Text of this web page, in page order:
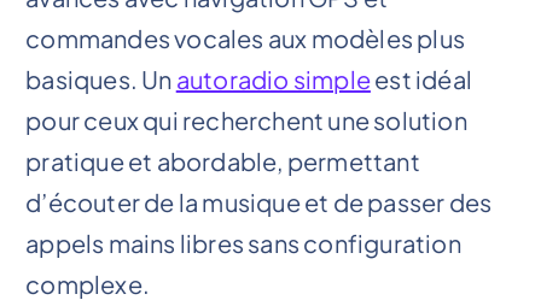
commandes vocales aux modèles plus
basiques. Un autoradio simpleest idéal
pour ceux qui recherchent une solution
pratique et abordable, permettant
d’écouter de la musique et de passer des
appels mains libres sans configuration
complexe.